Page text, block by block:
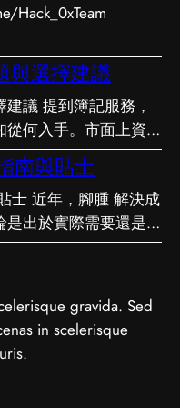
Hack_0xTeam
與選擇建議
議 提到簿記服務，
何入手。市面上資訊
值得留意的重點，希
的相關知識。 事前
點值得特別留意。首
別人的未必適合自
樣關鍵。如有任何疑
往能得到更貼合個人
個簡單的方法，能幫
與預算、收集足夠的
變化。把這些習慣養
因應需要選擇 不同的
。先想清楚自己最常
南與貼士
士 近年，腳腫 解決成
出於實際需要還是興
我們作出更明智的決
家分享關於腳腫 解
了解腳腫 解決的好處
擇與條件，便更容易
在真正合適的地方，
要留意甚麼 在做決
先，每個人的情況不
gravida. Sed
in scelerisque